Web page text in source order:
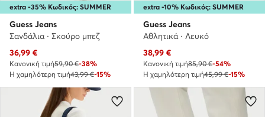
extra -35% Κωδικός: SUMMER
Guess Jeans
Σανδάλια · Σκούρο μπεζ
Τρέχουσα τιμή
36,99 €
Κανονική τιμή59,90 €-38%
Η χαμηλότερη τιμή43,99 €-15%
extra -10% Κωδικός: SUMMER
Guess Jeans
Αθλητικά · Λευκό
Τρέχουσα τιμή
38,99 €
Κανονική τιμή85,90 €-54%
Η χαμηλότερη τιμή45,99 €-15%